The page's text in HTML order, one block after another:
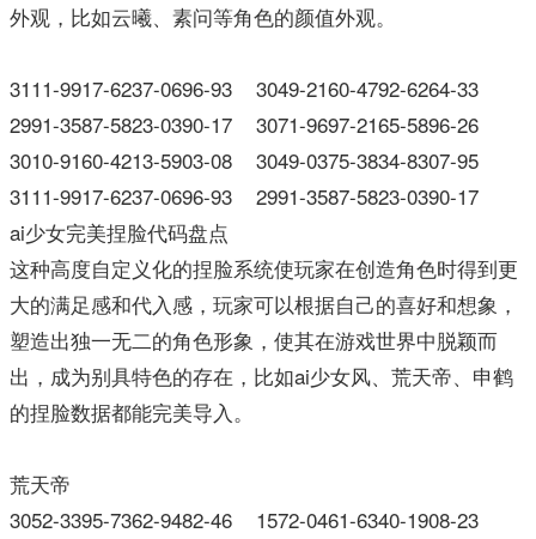
外观，比如云曦、素问等角色的颜值外观。
3111-9917-6237-0696-93 3049-2160-4792-6264-33
2991-3587-5823-0390-17 3071-9697-2165-5896-26
3010-9160-4213-5903-08 3049-0375-3834-8307-95
3111-9917-6237-0696-93 2991-3587-5823-0390-17
ai少女完美捏脸代码盘点
这种高度自定义化的捏脸系统使玩家在创造角色时得到更
大的满足感和代入感，玩家可以根据自己的喜好和想象，
塑造出独一无二的角色形象，使其在游戏世界中脱颖而
出，成为别具特色的存在，比如ai少女风、荒天帝、申鹤
的捏脸数据都能完美导入。
荒天帝
3052-3395-7362-9482-46 1572-0461-6340-1908-23